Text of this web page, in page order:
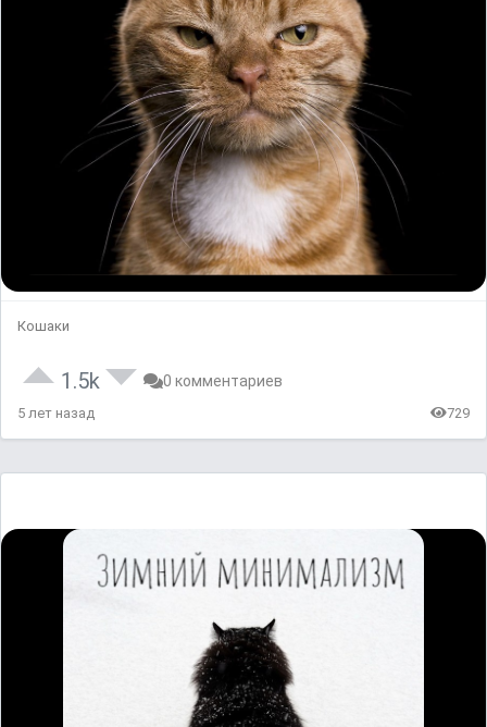
Кошаки
1.5k 0 комментариев
5 лет назад 729